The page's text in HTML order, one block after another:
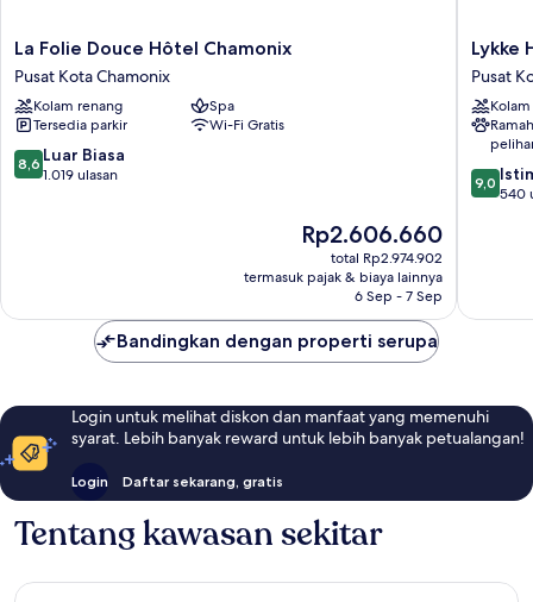
La
Folie
Douce
Hôtel
Chamonix
Pusat
Kota
La Folie Douce Hôtel Chamonix
Pusat Kota Chamonix
Kolam renang
Spa
Tersedia parkir
Wi-Fi Gratis
8.6
dari
8,6 Luar Biasa
1.019 ulasan
Harga
sekarang
Rp2.606.660
Rp2.606.660
total Rp2.974.902
termasuk pajak & biaya lainnya
6 Sep - 7 Sep
Lykke
Hôtel
&
Spa
Pusat
Kota
Lykke
Pusat
9.0
dari
9,0
540
Bandingkan dengan properti serupa
Login untuk melihat diskon dan manfaat yang memenuhi
syarat. Lebih banyak reward untuk lebih banyak petualangan!
Login Daftar sekarang, gratis
Tentang kawasan sekitar